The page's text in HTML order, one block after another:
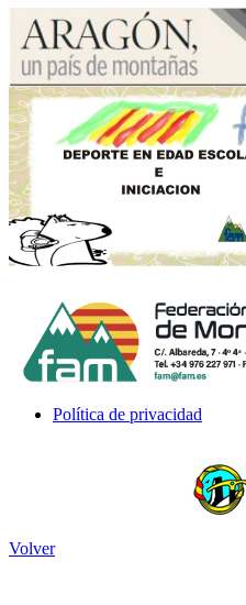
Política de privacidad
Volver